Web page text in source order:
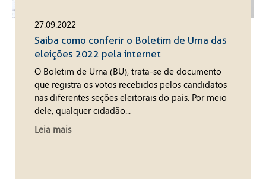
27.09.2022
Saiba como conferir o Boletim de Urna das
eleições 2022 pela internet
O Boletim de Urna (BU), trata-se de documento
que registra os votos recebidos pelos candidatos
nas diferentes seções eleitorais do país. Por meio
dele, qualquer cidadão...
Leia mais